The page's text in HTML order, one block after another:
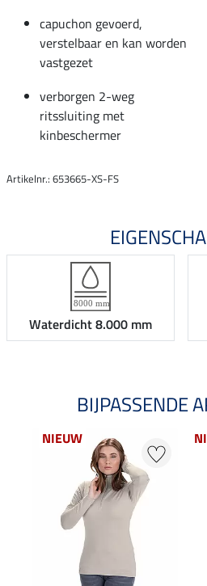
capuchon gevoerd,
verstelbaar en kan worden
vastgezet
verborgen 2-weg
ritssluiting met
kinbeschermer
Artikelnr.: 653665-XS-FS
Waterdicht 8.000 mm
BIJPASSENDE
NIEUW